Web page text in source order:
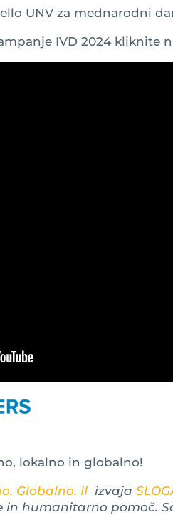
UNV za mednarodni
IVD 2024 kliknite
lokalno in globalno!
Globalno. II izvaja
in humanitarno pomoč.